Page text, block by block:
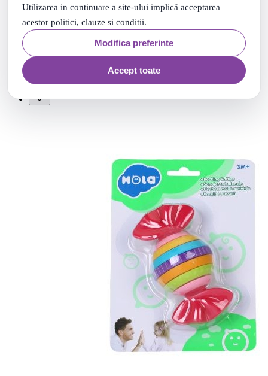
Utilizarea in continuare a site-ului implică acceptarea
acestor politici, clauze si conditii.
Modifica preferinte
Accept toate